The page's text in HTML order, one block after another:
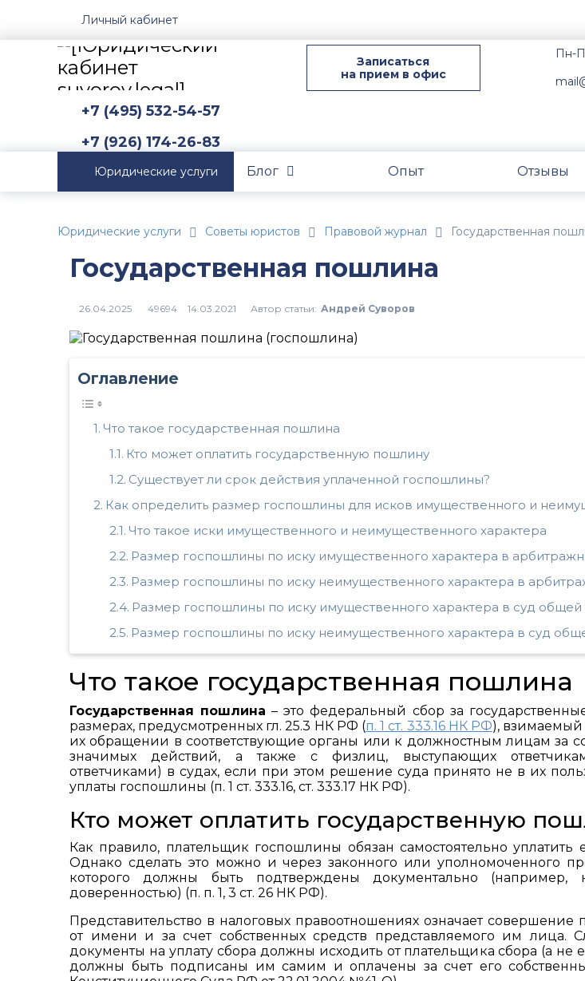
Личный кабинет
Записаться
на прием в офис
Пн-
+7 (495) 532-54-57
+7 (926) 174-26-83
Юридические услуги Блог Опыт Отзывы
Юридические услуги Советы юристов Правовой журнал Государственная
Государственная пошлина
49694 Автор статьи: Андрей Суворов
Оглавление
Что такое государственная пошлина
Кто может оплатить государственную пошлину
Существует ли срок действия уплаченной госпошлины?
Как определить размер госпошлины для исков имущественного и
Что такое иски имущественного и неимущественного характера
Размер госпошлины по иску имущественного характера в
Размер госпошлины по иску неимущественного характера в
Размер госпошлины по иску имущественного характера в суд
Размер госпошлины по иску неимущественного характера в суд
Что такое государственная пошлина
Государственная пошлина – это федеральный сбор за
размерах, предусмотренных гл. 25.3 НК РФ (п. 1 ст. 333.16 НК РФ), взимаемый
их обращении в соответствующие органы или к должностным лицам за
значимых действий, а также с физлиц, выступающих
ответчиками) в судах, если при этом решение суда принято не в их
уплаты госпошлины (п. 1 ст. 333.16, ст. 333.17 НК РФ).
Кто может оплатить государственную
Как правило, плательщик госпошлины обязан самостоятельно уплатить
Однако сделать это можно и через законного или уполномоченного
которого должны быть подтверждены документально (например,
доверенностью) (п. п. 1, 3 ст. 26 НК РФ).
Представительство в налоговых правоотношениях означает совершение
от имени и за счет собственных средств представляемого им лица.
документы на уплату сбора должны исходить от плательщика сбора (а не
должны быть подписаны им самим и оплачены за счет его